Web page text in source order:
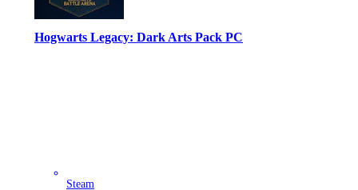
Hogwarts Legacy: Dark Arts Pack PC
Steam